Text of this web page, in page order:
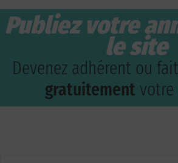
Publiez votre
le site
Devenez adhérent ou
gratuitement